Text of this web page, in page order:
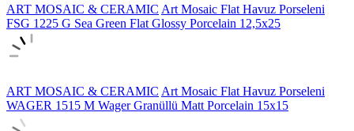
ART MOSAIC & CERAMIC Art Mosaic Flat Havuz Porseleni
FSG 1225 G Sea Green Flat Glossy Porcelain 12,5x25
ART MOSAIC & CERAMIC Art Mosaic Flat Havuz Porseleni
WAGER 1515 M Wager Granüllü Matt Porcelain 15x15